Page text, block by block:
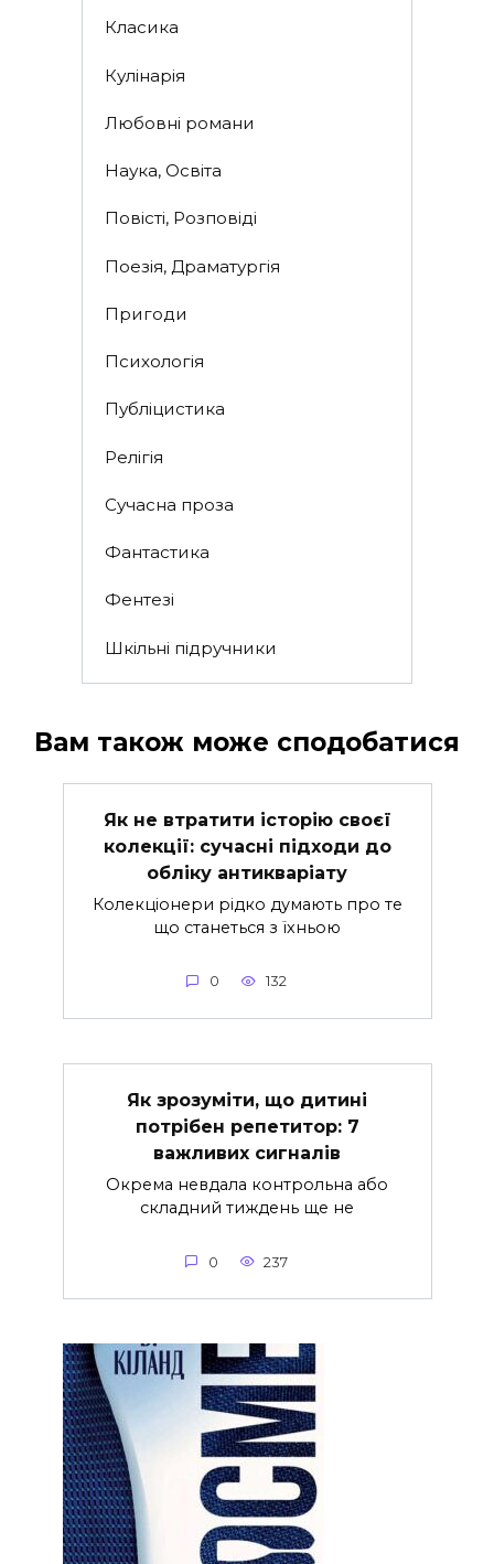
Класика
Кулінарія
Любовні романи
Наука, Освіта
Повісті, Розповіді
Поезія, Драматургія
Пригоди
Психологія
Публіцистика
Релігія
Сучасна проза
Фантастика
Фентезі
Шкільні підручники
Вам також може сподобатися
Як не втратити історію своєї
колекції: сучасні підходи до
обліку антикваріату
Колекціонери рідко думають про те
що станеться з їхньою
0 132
Як зрозуміти, що дитині
потрібен репетитор: 7
важливих сигналів
Окрема невдала контрольна або
складний тиждень ще не
0 237